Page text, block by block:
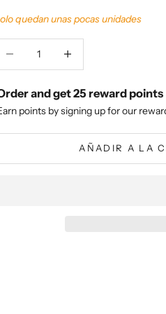
quedan unas pocas unidades
and get25 reward points
points by signing up for our
AÑADIR A LA